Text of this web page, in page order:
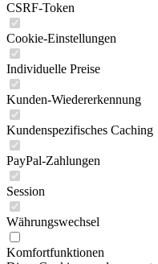
CSRF-Token
Cookie-Einstellungen
Individuelle Preise
Kunden-Wiedererkennung
Kundenspezifisches Caching
PayPal-Zahlungen
Session
Währungswechsel
Komfortfunktionen